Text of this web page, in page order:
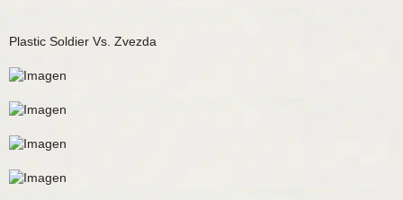
Plastic Soldier Vs. Zvezda